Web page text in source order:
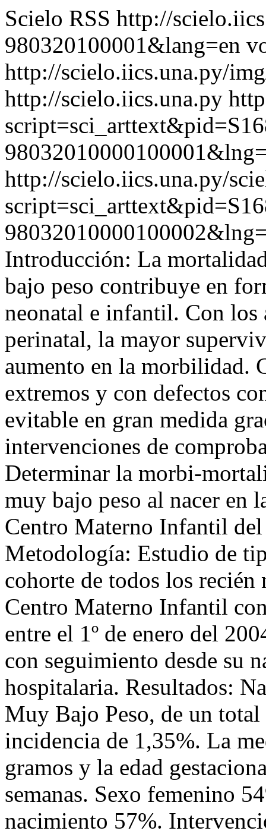
Scielo RSS http://
980320100001&lang=en
http://scielo.iics.una.py/
http://scielo.iics.una.py
http://scielo.iics.una.py/
Introducción: La
bajo peso contribuye en
neonatal e infantil. Con los
perinatal, la mayor
aumento en la morbilidad.
extremos y con defectos
evitable en gran medida
intervenciones de
Determinar la morbi-
muy bajo peso al nacer en
Centro Materno Infantil
Metodología: Estudio de
cohorte de todos los recién
Centro Materno Infantil
entre el 1º de enero del
con seguimiento desde su
hospitalaria. Resultados:
Muy Bajo Peso, de un
incidencia de 1,35%. La
gramos y la edad
semanas. Sexo femenino
nacimiento 57%.